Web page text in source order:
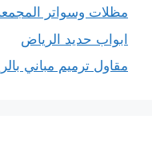
مظلات وسواتر
ابواب حديد الرياض
مقاول ترميم مباني